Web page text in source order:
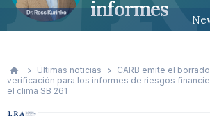
informes
Últimas noticias
CARB emite el
verificación para los informes de riesgos
el clima SB 261